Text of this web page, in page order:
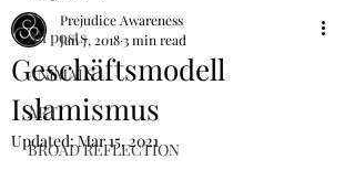
All posts
ANIMALS
ART
BROAD REFLECTION
Geschäftsmodell
Islamismus
Prejudice Awareness
Jan 7, 20183 min read
Updated:Mar 15, 2021